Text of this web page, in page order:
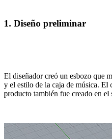
1. Diseño preliminar
El diseñador creó un esbozo que
y el estilo de la caja de música. El
producto también fue creado en el